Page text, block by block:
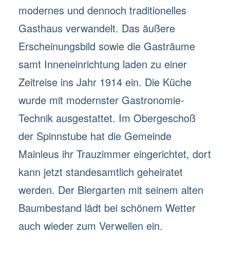
modernes und dennoch traditionelles
Gasthaus verwandelt. Das äußere
Erscheinungsbild sowie die Gasträume
samt Inneneinrichtung laden zu einer
Zeitreise ins Jahr 1914 ein. Die Küche
wurde mit modernster Gastronomie-
Technik ausgestattet. Im Obergeschoß
der Spinnstube hat die Gemeinde
Mainleus ihr Trauzimmer eingerichtet, dort
kann jetzt standesamtlich geheiratet
werden. Der Biergarten mit seinem alten
Baumbestand lädt bei schönem Wetter
auch wieder zum Verweilen ein.